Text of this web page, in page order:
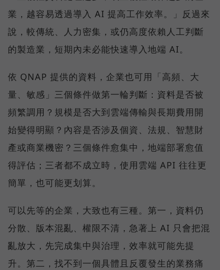
業，越容易透過導入 AI 提高工作效率。」反過來
說，較傳統、人力密集，或仍高度依賴人工判斷
的製造業，短期內未必能快速導入地端 AI。
依 QNAP 提供的資料，企業也可用「高頻、大
量、敏感」三個條件做第一輪判斷：資料是否被
頻繁調用？規模是否大到雲端傳輸與長期費用開
始變得明顯？內容是否涉及個資、法規、智慧財
產或商業機密？三個條件愈集中，地端部署愈值
得評估；三者都不成立時，使用雲端 API 往往更
簡單，也可能更划算。
可以先等的企業，大致也有三種。第一，資料仍
分散、版本混亂、權限不清，急著上 AI 只會把混
亂放大，先完成集中與治理，效率就可能先提
升。第二，找不到一個具體且反覆發生的業務痛